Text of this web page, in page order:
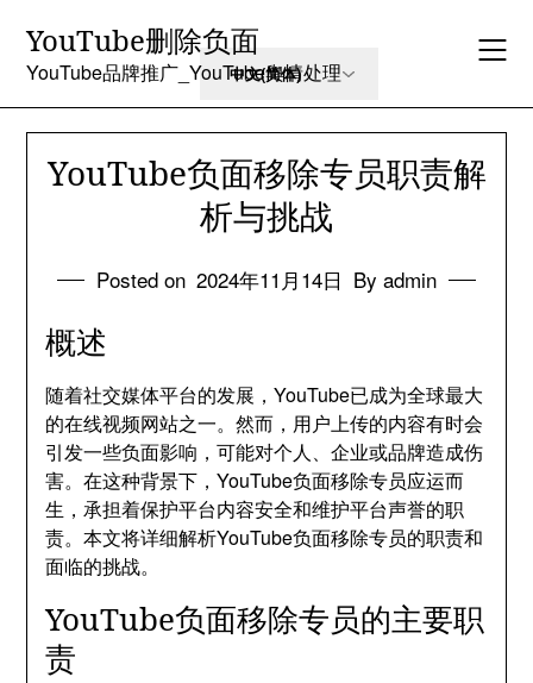
content
YouTube删除负面
YouTube品牌推广_YouTube舆情处理
YouTube负面移除专员职责解
析与挑战
Posted on 2024年11月14日 By admin
概述
随着社交媒体平台的发展，YouTube已成为全球最大
的在线视频网站之一。然而，用户上传的内容有时会
引发一些负面影响，可能对个人、企业或品牌造成伤
害。在这种背景下，YouTube负面移除专员应运而
生，承担着保护平台内容安全和维护平台声誉的职
责。本文将详细解析YouTube负面移除专员的职责和
面临的挑战。
YouTube负面移除专员的主要职
责